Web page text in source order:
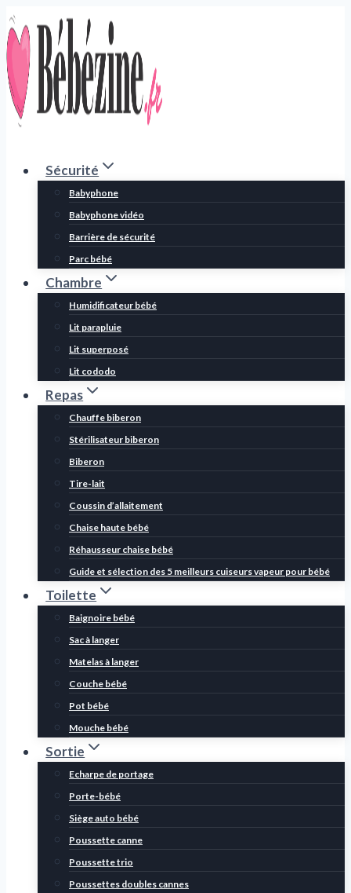
Aller
au
contenu
Sécurité
Babyphone
Babyphone vidéo
Barrière de sécurité
Parc bébé
Chambre
Humidificateur bébé
Lit parapluie
Lit superposé
Lit cododo
Repas
Chauffe biberon
Stérilisateur biberon
Biberon
Tire-lait
Coussin d’allaitement
Chaise haute bébé
Réhausseur chaise bébé
Guide et sélection des 5 meilleurs cuiseurs vapeur pour bébé
Toilette
Baignoire bébé
Sac à langer
Matelas à langer
Couche bébé
Pot bébé
Mouche bébé
Sortie
Echarpe de portage
Porte-bébé
Siège auto bébé
Poussette canne
Poussette trio
Poussettes doubles cannes